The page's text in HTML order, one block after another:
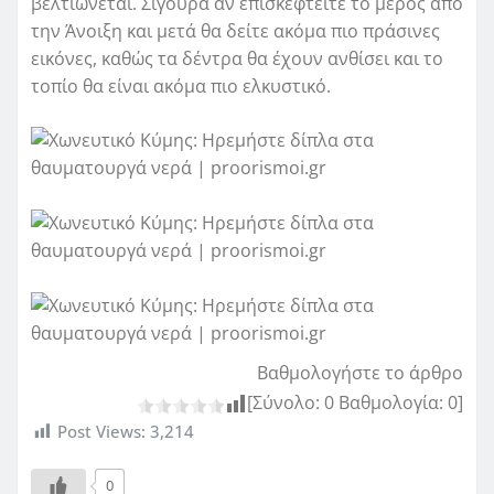
την Άνοιξη και μετά θα δείτε ακόμα πιο πράσινες
εικόνες, καθώς τα δέντρα θα έχουν ανθίσει και το
τοπίο θα είναι ακόμα πιο ελκυστικό.
Βαθμολογήστε το άρθρο
[Σύνολο: 0 Βαθμολογία: 0]
Post Views: 3,214
0